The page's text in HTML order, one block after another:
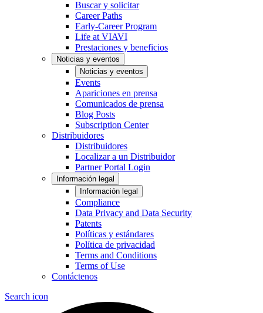
Buscar y solicitar
Career Paths
Early-Career Program
Life at VIAVI
Prestaciones y beneficios
Noticias y eventos
Noticias y eventos
Events
Apariciones en prensa
Comunicados de prensa
Blog Posts
Subscription Center
Distribuidores
Distribuidores
Localizar a un Distribuidor
Partner Portal Login
Información legal
Información legal
Compliance
Data Privacy and Data Security
Patents
Políticas y estándares
Política de privacidad
Terms and Conditions
Terms of Use
Contáctenos
Search icon